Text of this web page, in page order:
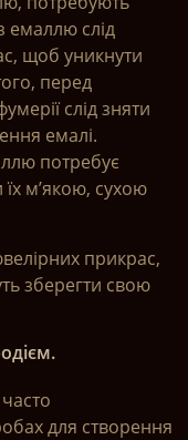
слід
щоб уникнути
перед
слід зняти
емалі.
потребує
м’якою, сухою
прикрас,
зберегти свою
для створення